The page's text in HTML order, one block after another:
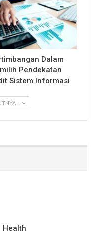
Dalam
Pendekatan
Sistem Informasi
...
Health